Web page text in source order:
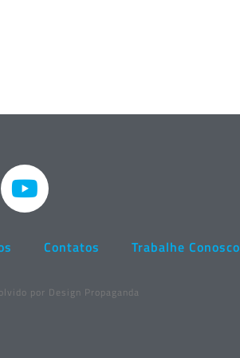
Contatos Trabalhe Conosco
por Design Propaganda